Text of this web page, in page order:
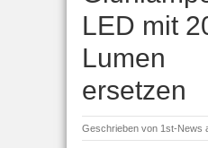
LED mit
Lumen
ersetzen
Geschrieben von 1st-News